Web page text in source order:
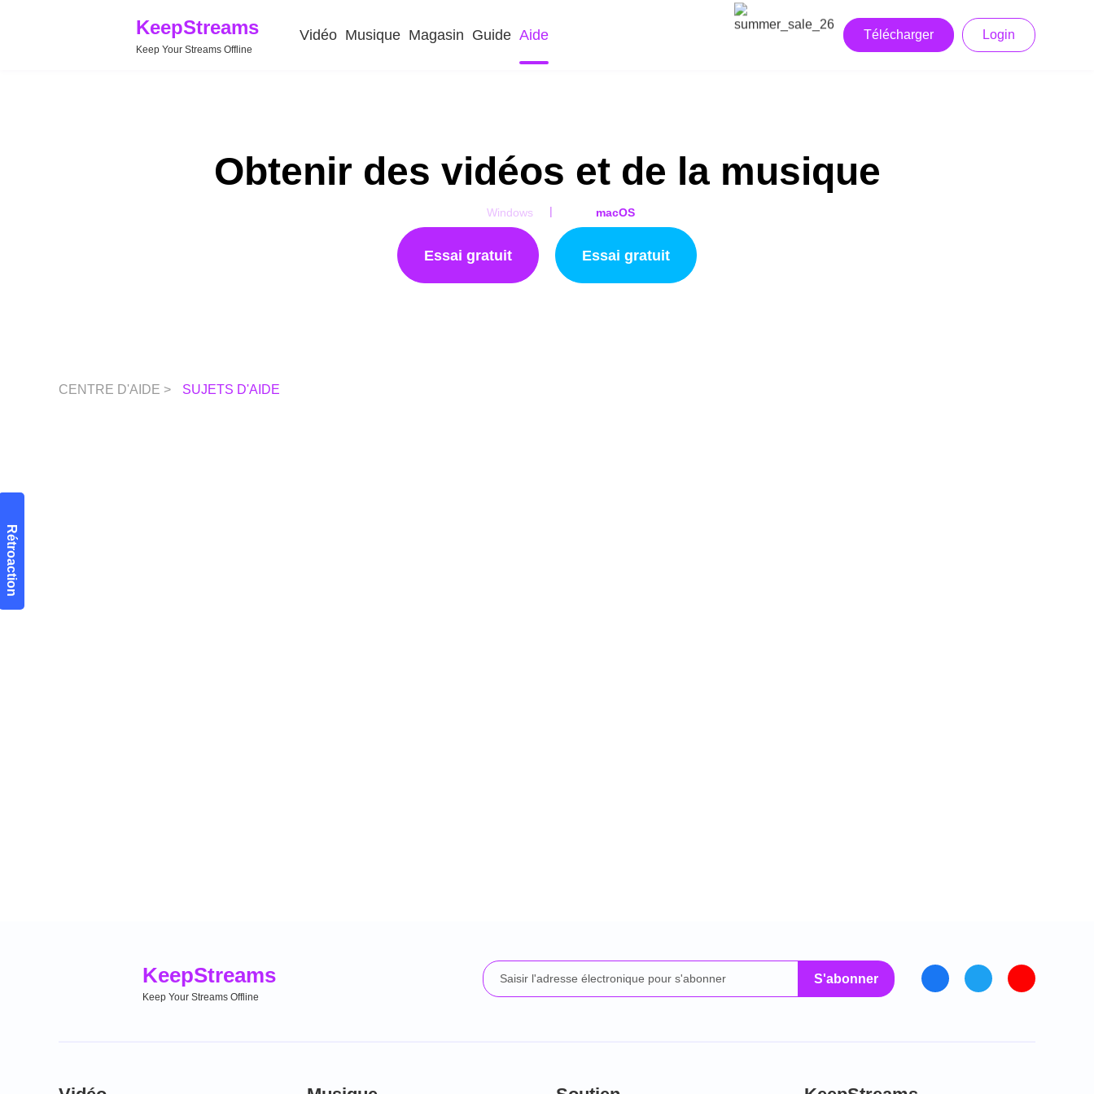
KeepStreams
Keep Your Streams Offline
Vidéo Musique Magasin Guide Aide Télécharger Login
Obtenir des vidéos et de la musique
Windows | macOS
Essai gratuit Essai gratuit
CENTRE D'AIDE > SUJETS D'AIDE
Rétroaction
KeepStreams
Keep Your Streams Offline
S'abonner